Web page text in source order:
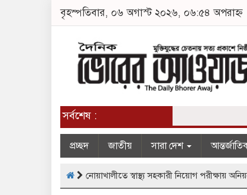
বৃহস্পতিবার, ০৬ অগাস্ট ২০২৬, ০৬:৫৪ অপরাহ্ন
সর্বশেষ :
প্রচ্ছদ জাতীয় সারা দেশ
নোয়াখালীতে স্বাস্থ্য সহকারী নিয়োগ পরীক্ষায়